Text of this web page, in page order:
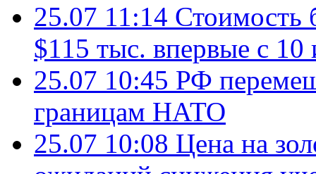
25.07 11:14 Стоимость
$115 тыс. впервые с 10
25.07 10:45 РФ
границам НАТО
25.07 10:08 Цена на